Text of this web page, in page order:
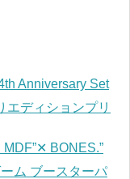
Anniversary Set
エディションプリ
BONES.”
ム ブースターパ